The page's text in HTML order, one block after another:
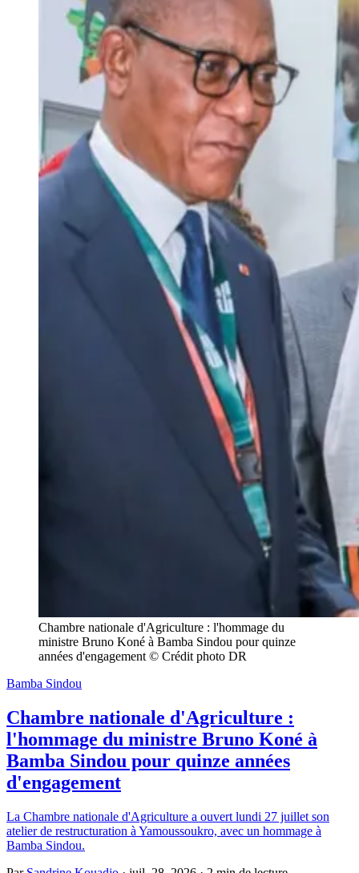
Chambre nationale d'Agriculture : l'hommage du
ministre Bruno Koné à Bamba Sindou pour quinze
années d'engagement © Crédit photo DR
Bamba Sindou
Chambre nationale d'Agriculture :
l'hommage du ministre Bruno Koné à
Bamba Sindou pour quinze années
d'engagement
La Chambre nationale d'Agriculture a ouvert lundi 27 juillet son
atelier de restructuration à Yamoussoukro, avec un hommage à
Bamba Sindou.